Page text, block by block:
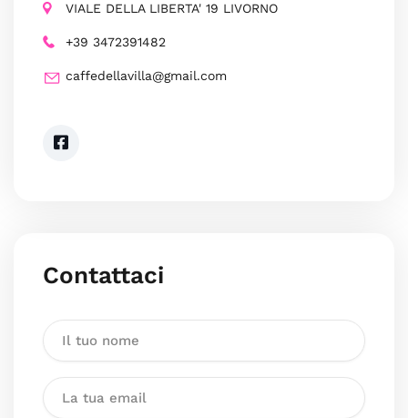
VIALE DELLA LIBERTA' 19 LIVORNO
+39 3472391482
caffedellavilla@gmail.com
Contattaci